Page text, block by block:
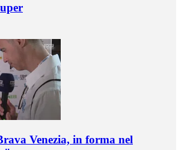
Venezia, in forma nel